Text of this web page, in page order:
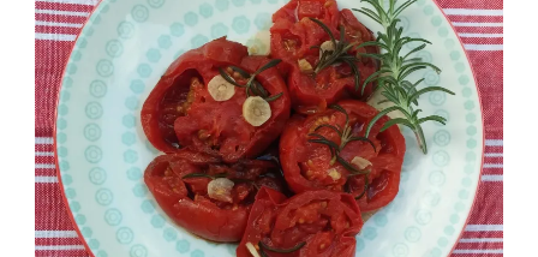
o
in
porchetta?